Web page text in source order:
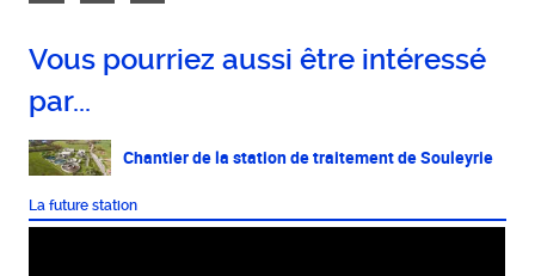
Vous pourriez aussi être intéressé
par...
Chantier de la station de traitement de Souleyrie
La future station